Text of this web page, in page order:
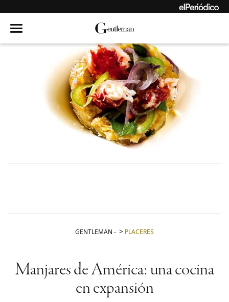
GENTLEMAN - PLACERES
Manjares de América: una cocina
en expansión